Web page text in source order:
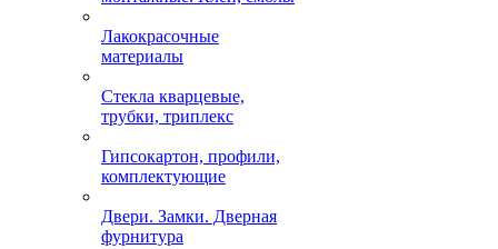
Лакокрасочные
материалы
Стекла кварцевые,
трубки, триплекс
Гипсокартон, профили,
комплектующие
Двери. Замки. Дверная
фурнитура